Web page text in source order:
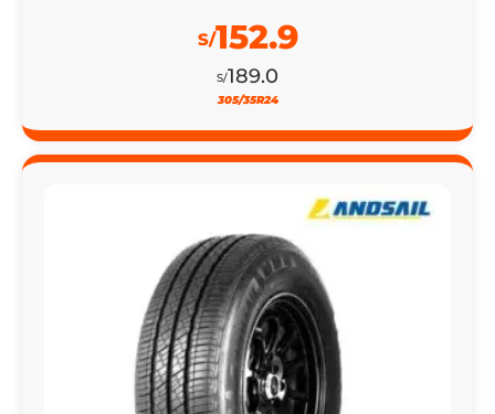
S/189.0
S/152.9
305/35R24